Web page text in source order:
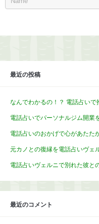
最近の投稿
なんでわかるの！？ 電話占い
電話占いでパーソナルジム開業
電話占いのおかげで心があたた
元カノとの復縁を電話占いヴェ
電話占いヴェルニで別れた彼と
最近のコメント